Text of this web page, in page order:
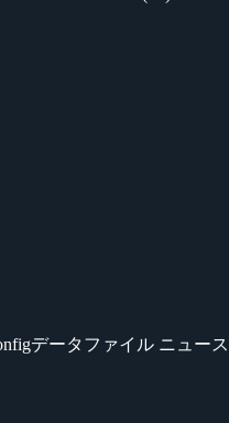
データファイル ニュー